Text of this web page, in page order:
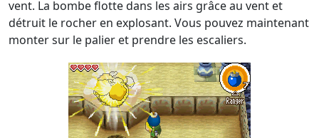
vent. La bombe flotte dans les airs grâce au vent et
détruit le rocher en explosant. Vous pouvez maintenant
monter sur le palier et prendre les escaliers.